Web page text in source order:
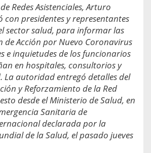
Redes Asistenciales, Arturo
con presidentes y representantes
sector salud, para informar las
de Acción por Nuevo Coronavirus
e inquietudes de los funcionarios
en hospitales, consultorios y
La autoridad entregó detalles del
y Reforzamiento de la Red
desde el Ministerio de Salud, en
Sanitaria de
declarada por la
de la Salud, el pasado jueves